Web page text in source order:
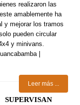
realizaron las
amablemente ha
y mejorar los tramos
pueden circular
y minivans.
|
Leer más ...
SUPERVISAN